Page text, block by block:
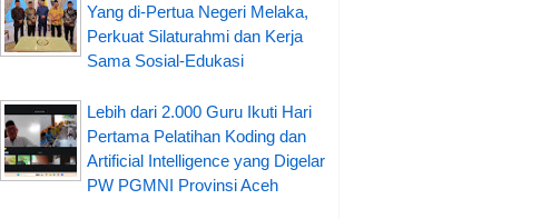
Yang di-Pertua Negeri Melaka,
Perkuat Silaturahmi dan Kerja
Sama Sosial-Edukasi
Lebih dari 2.000 Guru Ikuti Hari
Pertama Pelatihan Koding dan
Artificial Intelligence yang Digelar
PW PGMNI Provinsi Aceh